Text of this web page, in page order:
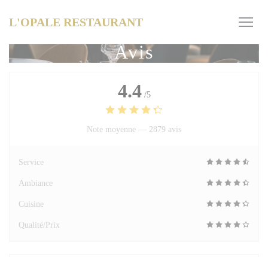
L'OPALE RESTAURANT
Avis
4.4 /5
Note moyenne — 2879 avis
Service
Ambiance
Cuisine
Qualité/Prix